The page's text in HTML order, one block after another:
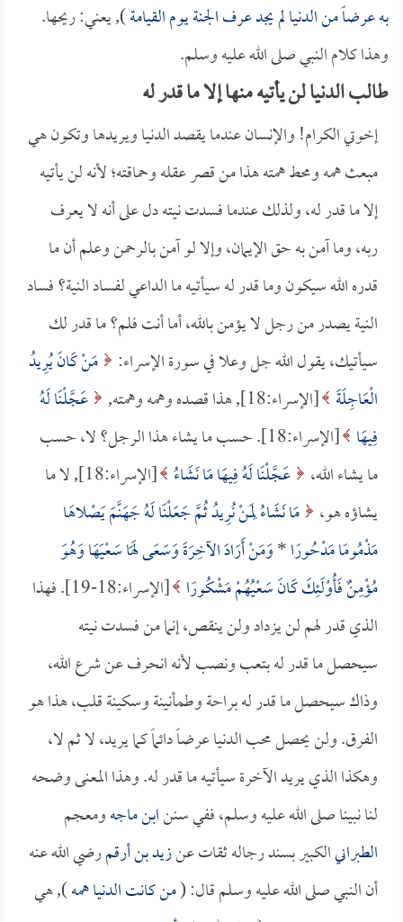
به عرضاً من الدنيا لم يجد عرف الجنة يوم القيامة), يعني: ريحها.
وهذا كلام النبي صلى الله عليه وسلم.
طالب الدنيا لن يأتيه منها إلا ما قدر له
إخوتي الكرام! والإنسان عندما يقصد الدنيا ويريدها وتكون هي
مبعث همه ومحط همته هذا من قصر عقله وحماقته؛ لأنه لن يأتيه
إلا ما قدر له، ولذلك عندما فسدت نيته دل على أنه لا يعرف
ربه، وما آمن به حق الإيمان، وإلا لو آمن بالرحمن وعلم أن ما
قدره الله سيكون وما قدر له سيأتيه ما الداعي لفساد النية؟ فساد
النية يصدر من رجل لا يؤمن بالله، أما أنت فلم؟ ما قدر لك
سيأتيك، يقول الله جل وعلا في سورة الإسراء: مَنْ كَانَ يُرِيدُ
الْعَاجِلَةَ [الإسراء:18], هذا قصده وهمه وهمته,
عَجَّلْنَا لَهُ
فِيهَا
[الإسراء:18]. حسب ما يشاء هذا الرجل؟ لا، حسب
ما يشاء الله، عَجَّلْنَا لَهُ فِيهَا مَا نَشَاءُ
[الإسراء:18], لا ما
يشاؤه هو، مَا نَشَاءُ لِمَنْ نُرِيدُ ثُمَّ جَعَلْنَا لَهُ جَهَنَّمَ يَصْلاهَا
مَذْمُومًا مَدْحُورًا*وَمَنْ أَرَادَ الآخِرَةَ وَسَعَى لَهَا سَعْيَهَا وَهُوَ
مُؤْمِنٌ فَأُوْلَئِكَ كَانَ سَعْيُهُمْ مَشْكُورًا
[الإسراء:18-19]. فهذا
الذي قدر لهم لن يزداد ولن ينقص، إنما من فسدت نيته
سيحصل ما قدر له بتعب ونصب لأنه انحرف عن شرع الله،
وذاك سيحصل ما قدر له براحة وطمأنينة وسكينة قلب، هذا هو
الفرق. ولن يحصل محب الدنيا عرضاً دائماً كما يريد، لا ثم لا،
وهكذا الذي يريد الآخرة سيأتيه ما قدر له. وهذا المعنى وضحه
لنا نبينا صلى الله عليه وسلم، ففي سننابن ماجهومعجم
الطبرانيالكبير بسند رجاله ثقات عنزيد بن أرقمرضي الله عنه
أن النبي صلى الله عليه وسلم قال: (من كانت الدنيا همه), هي